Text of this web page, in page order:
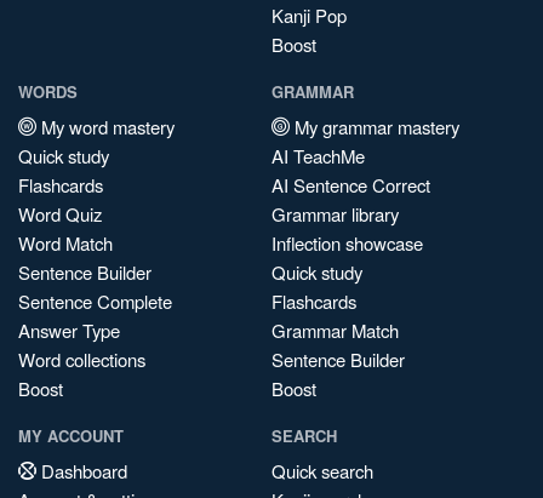
Kanji Pop
Boost
WORDS
My word mastery
Quick study
Flashcards
Word Quiz
Word Match
Sentence Builder
Sentence Complete
Answer Type
Word collections
Boost
GRAMMAR
My grammar mastery
AI TeachMe
AI Sentence Correct
Grammar library
Inflection showcase
Quick study
Flashcards
Grammar Match
Sentence Builder
Boost
MY ACCOUNT
Dashboard
SEARCH
Quick search